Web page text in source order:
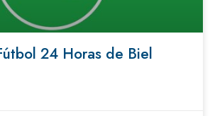
24 Horas de Biel